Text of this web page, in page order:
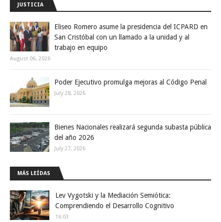
JUSTICIA
Eliseo Romero asume la presidencia del ICPARD en
San Cristóbal con un llamado a la unidad y al
trabajo en equipo
August 06, 2026
Poder Ejecutivo promulga mejoras al Código Penal
July 28, 2026
Bienes Nacionales realizará segunda subasta pública
del año 2026
July 27, 2026
MÁS LEÍDAS
Lev Vygotski y la Mediación Semiótica:
Comprendiendo el Desarrollo Cognitivo
16:03